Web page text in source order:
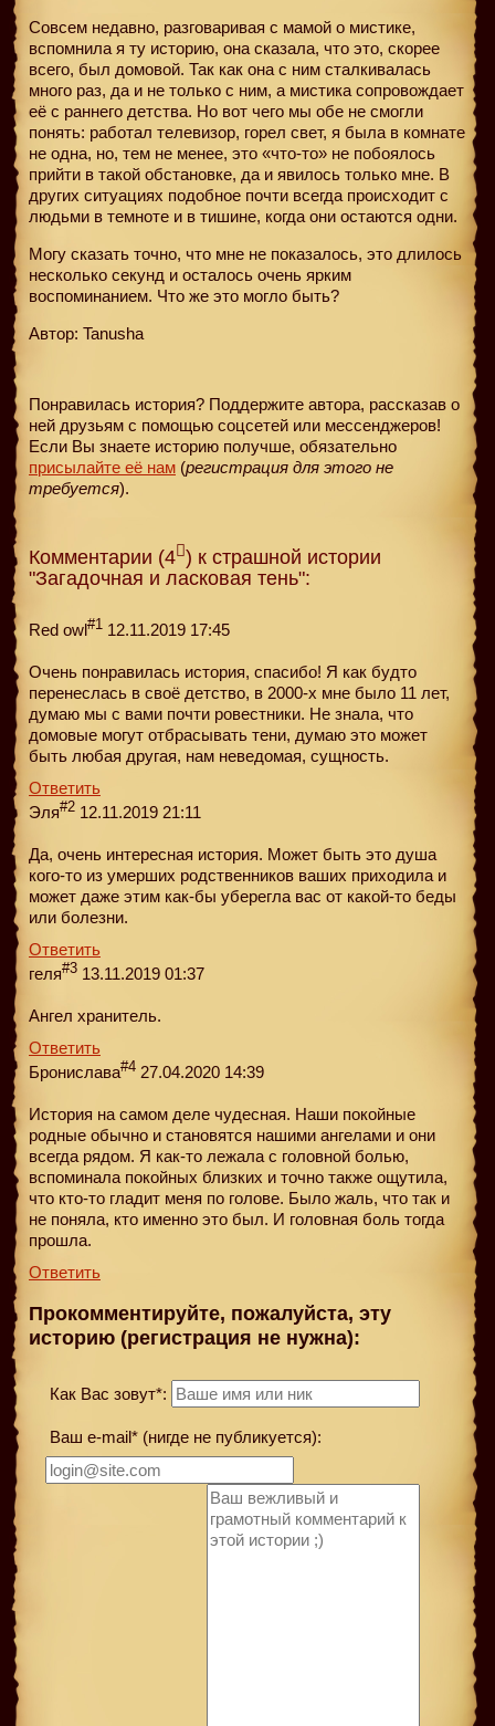
Совсем недавно, разговаривая с мамой о мистике,
вспомнила я ту историю, она сказала, что это, скорее
всего, был домовой. Так как она с ним сталкивалась
много раз, да и не только с ним, а мистика сопровождает
её с раннего детства. Но вот чего мы обе не смогли
понять: работал телевизор, горел свет, я была в комнате
не одна, но, тем не менее, это «что-то» не побоялось
прийти в такой обстановке, да и явилось только мне. В
других ситуациях подобное почти всегда происходит с
людьми в темноте и в тишине, когда они остаются одни.
Могу сказать точно, что мне не показалось, это длилось
несколько секунд и осталось очень ярким
воспоминанием. Что же это могло быть?
Автор: Tanusha
Понравилась история? Поддержите автора, рассказав о
ней друзьям с помощью соцсетей или мессенджеров!
Если Вы знаете историю получше, обязательно
присылайте её нам (регистрация для этого не
требуется).
Комментарии (4 ) к страшной истории
"Загадочная и ласковая тень":
Red owl#1 12.11.2019 17:45
Очень понравилась история, спасибо! Я как будто
перенеслась в своё детство, в 2000-х мне было 11 лет,
думаю мы с вами почти ровестники. Не знала, что
домовые могут отбрасывать тени, думаю это может
быть любая другая, нам неведомая, сущность.
Ответить
Эля#2 12.11.2019 21:11
Да, очень интересная история. Может быть это душа
кого-то из умерших родственников ваших приходила и
может даже этим как-бы уберегла вас от какой-то беды
или болезни.
Ответить
геля#3 13.11.2019 01:37
Ангел хранитель.
Ответить
Бронислава#4 27.04.2020 14:39
История на самом деле чудесная. Наши покойные
родные обычно и становятся нашими ангелами и они
всегда рядом. Я как-то лежала с головной болью,
вспоминала покойных близких и точно также ощутила,
что кто-то гладит меня по голове. Было жаль, что так и
не поняла, кто именно это был. И головная боль тогда
прошла.
Ответить
Прокомментируйте, пожалуйста, эту
историю (регистрация не нужна):
Как Вас зовут*:
Ваш e-mail* (нигде не публикуется):